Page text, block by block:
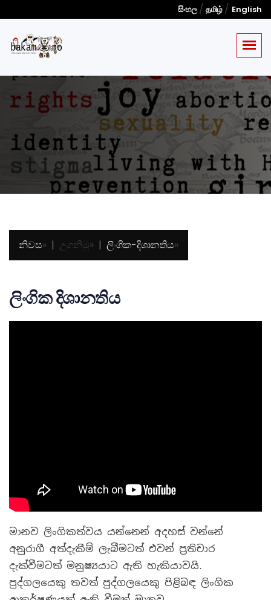
සිංහල/ தமிழ் / English
නිවස» උගනිමු» ලිංගික-දිශානතිය»
ලිංගික දිශානතිය
මානව ලිංගිකත්වය යන්නෙන් අදහස් වන්නේ
අනුරාගී අත්දැකීම් ලැබීමටත් එවන් ප්‍රතිචාර
දැක්වීමටත් මනුෂ්‍යයාට ඇති හැකියාවයි.
පුද්ගලයෙකු තවත් පුද්ගලයෙකු පිළිබඳ ලිංගික